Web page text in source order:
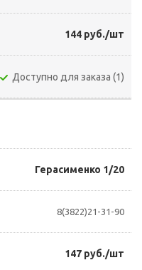
144 руб./шт
Доступно для заказа (1)
Герасименко 1/20
8(3822)21-31-90
147 руб./шт